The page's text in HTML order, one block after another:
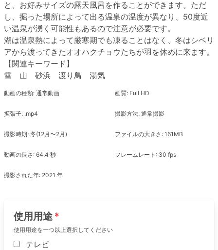
と、お好みサイズの露天風呂を作ることができます。ただ
し、掘った場所によって出る温泉の温度が異なり、50度近
い温泉が湧く可能性もあるので注意が必要です。
湖は温泉熱によって厳寒期でも凍ることはなく、冬はシベリ
アから渡ってきたオオハクチョウたちが羽を休めに来ます。
【関連キーワード】
雪 山 砂浜 渡り鳥 湯気
動画の種類: 通常動画 画質: Full HD
拡張子: .mp4 撮影方法: 通常撮影
撮影時期: 冬(12月〜2月) ファイルの大きさ: 161MB
動画の長さ: 64.4 秒 フレームレート: 30 fps
撮影された年: 2021 年
使用用途
使用用途を一つ以上選択してください
テレビ